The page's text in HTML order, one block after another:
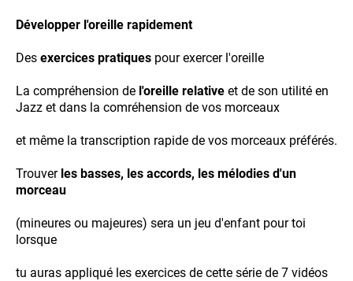
Développer l'oreille rapidement
Des exercices pratiques pour exercer l'oreille
La compréhension de l'oreille relative et de son utilité en
Jazz et dans la comréhension de vos morceaux
et même la transcription rapide de vos morceaux préférés.
Trouver les basses, les accords, les mélodies d'un
morceau
(mineures ou majeures) sera un jeu d'enfant pour toi
lorsque
tu auras appliqué les exercices de cette série de 7 vidéos